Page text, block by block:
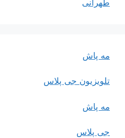
طهرانی
مه پاش
تلویزیون جی پلاس
مه پاش
جی پلاس